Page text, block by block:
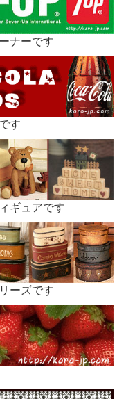
ナーです
す
ギュアです
ーズです